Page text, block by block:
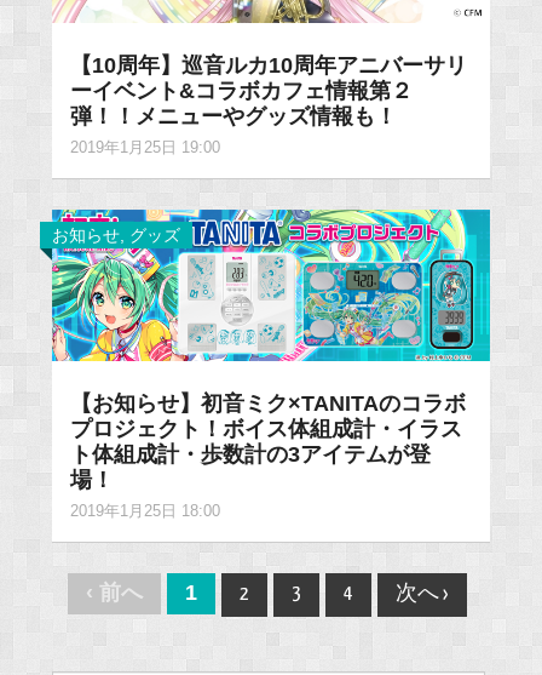
【10周年】巡音ルカ10周年アニバーサリ
ーイベント&コラボカフェ情報第２
弾！！メニューやグッズ情報も！
2019年1月25日 19:00
お知らせ, グッズ
【お知らせ】初音ミク×TANITAのコラボ
プロジェクト！ボイス体組成計・イラス
ト体組成計・歩数計の3アイテムが登
場！
2019年1月25日 18:00
Post
navigation
‹ 前へ 1 2 3 4 次へ ›